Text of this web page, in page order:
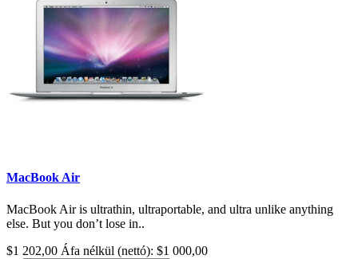
MacBook Air
MacBook Air is ultrathin, ultraportable, and ultra unlike anything
else. But you don’t lose in..
$1 202,00 Áfa nélkül (nettó): $1 000,00